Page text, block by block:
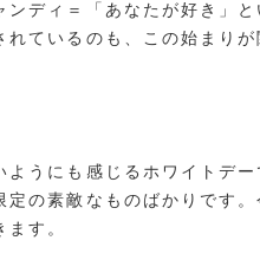
ディ＝「あなたが好き」
ているのも、この始まり
うにも感じるホワイトデ
の素敵なものばかりです
す。